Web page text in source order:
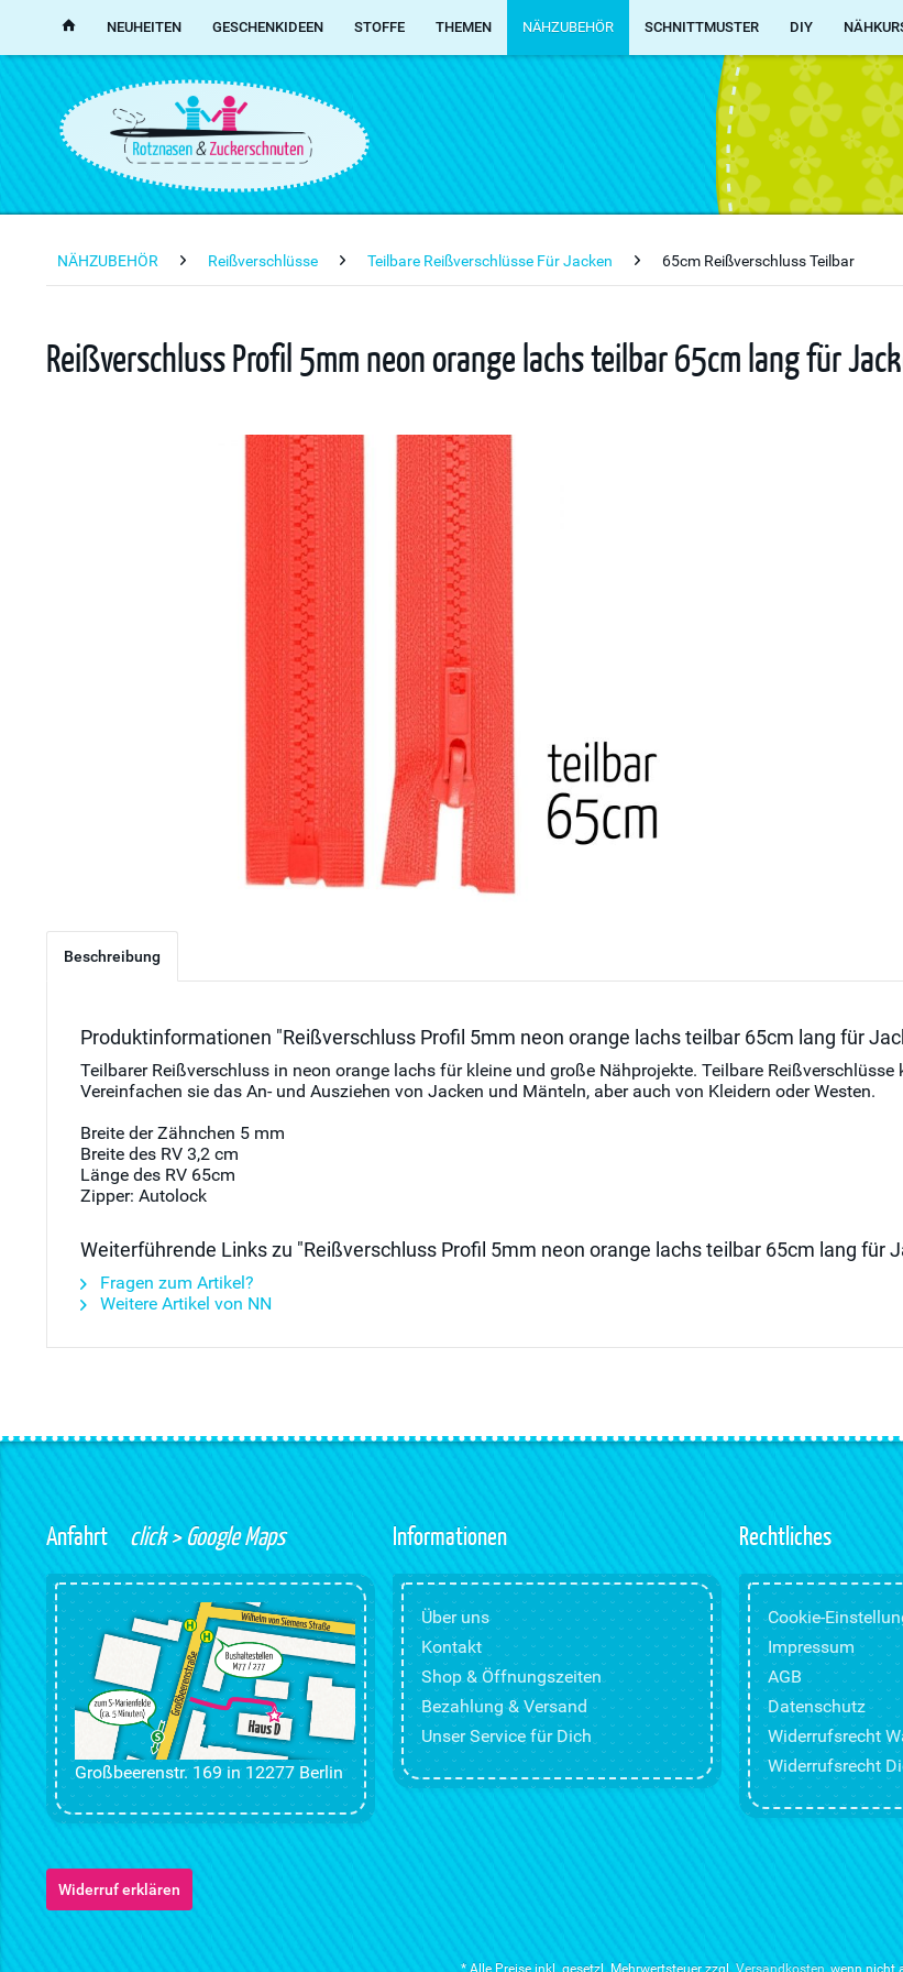
NEUHEITEN GESCHENKIDEEN STOFFE THEMEN NÄHZUBEHÖR SCHNITTMUSTER DIY
NÄHZUBEHÖR Reißverschlüsse Teilbare Reißverschlüsse Für Jacken 65cm Reißverschluss Teilbar
Reißverschluss Profil 5mm neon orange lachs teilbar 65cm lang für
Beschreibung
Produktinformationen "Reißverschluss Profil 5mm neon orange lachs teilbar 65cm lang für
Teilbarer Reißverschluss in neon orange lachs für kleine und große Nähprojekte. Teilbare
Vereinfachen sie das An- und Ausziehen von Jacken und Mänteln, aber auch von Kleidern oder Westen.
Breite der Zähnchen 5 mm
Breite des RV 3,2 cm
Länge des RV 65cm
Zipper: Autolock
Weiterführende Links zu "Reißverschluss Profil 5mm neon orange lachs teilbar 65cm lang für
Fragen zum Artikel?
Weitere Artikel von NN
Anfahrt click > Google Maps
Großbeerenstr. 169 in 12277 Berlin
Informationen
Über uns
Kontakt
Shop & Öffnungszeiten
Bezahlung & Versand
Unser Service für Dich
Rechtliches
Cookie-
Impressum
AGB
Datenschutz
Widerrufsrecht
Widerrufsrecht
Widerruf erklären